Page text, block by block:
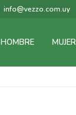
HOMBRE MUJER
info@vezzo.com.uy